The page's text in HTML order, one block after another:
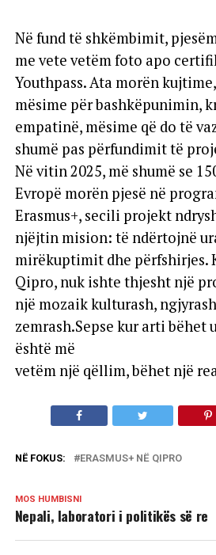
Në fund të shkëmbimit,
me vete vetëm foto apo
Youthpass. Ata morën
mësime për bashkëpunimin,
empatinë, mësime që do të
shumë pas përfundimit të
Në vitin 2025, më shumë se
Evropë morën pjesë në
Erasmus+, secili projekt
njëjtin mision: të ndërtojnë
mirëkuptimit dhe përfshirjes.
Qipro, nuk ishte thjesht një
një mozaik kulturash,
zemrash.Sepse kur arti bëhet
është më
vetëm një qëllim, bëhet një
NË FOKUS: ERASMUS+ NË QIPRO
MOS HUMBISNI
Nepali, laboratori i politikës së re